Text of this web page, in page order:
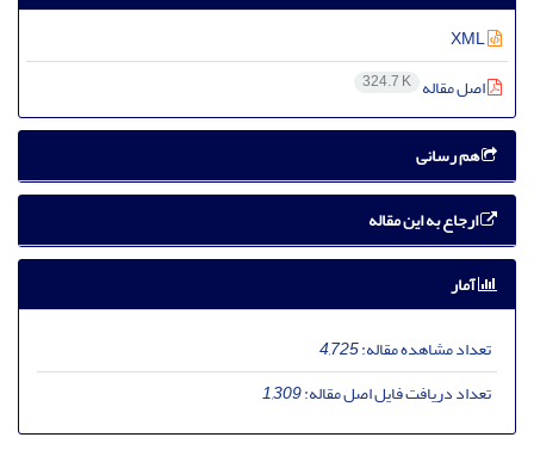
اصل مقاله 324.7 K
هم رسانی
ارجاع به این مقاله
آمار
تعداد مشاهده مقاله:4,725
تعداد دریافت فایل اصل مقاله:1,309